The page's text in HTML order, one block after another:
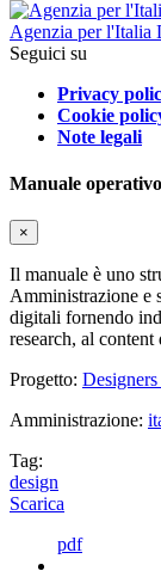
Agenzia per l'Italia
Seguici su
Privacy
Cookie
Note legali
Manuale
×
Il manuale è uno
Amministrazione e
digitali fornendo
research, al content
Progetto:
Amministrazione:
Tag:
design
Scarica
pdf